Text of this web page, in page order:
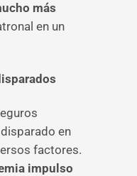
más
en un
en
factores.
impulso